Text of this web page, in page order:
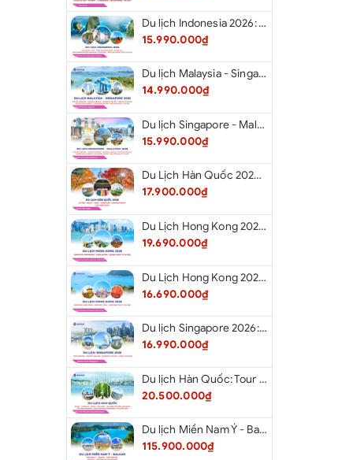
Du lịch Indonesia 2026: Tour Hà Nội - Bali - Cổng Trời Lempuyang - Swings Bali - Ngắm hoàng hôn biển Jimbaran - Kelingking - Sống Lưng Khủng Long từ Hà Nội
15.990.000₫
Du lịch Malaysia - Singapore 2026: Tour Đảo Sentosa - Madame Tussause - Garden By The Bay - Thành Cổ Malacca - Thủ Đô Kualalumpur - Cao Nguyên Genting - New Putrajaya từ Hà Nội
14.990.000₫
Du lịch Singapore - Malaysia 2026: Tour Đảo Sentosa - Madame Tussauds - Garden By The Bay - Thành cổ Malacca - Thủ đô Kuala Lumpur - Cao nguyên Genting - New Putrajaya từ Hà Nội
15.990.000₫
Du Lịch Hàn Quốc 2026: Hà Nội - Seoul - Nami - Everland - Painter Show - Thư Viện Sách
17.900.000₫
Du Lịch Hong Kong 2026: Khám phá Hongkong - Thâm Quyến - Quảng Châu từ Hà Nội
19.690.000₫
Du Lịch Hong Kong 2026: Khám phá Hong Kong - Dingding Tram - Shopping Tour từ Hà Nội
16.690.000₫
Du lịch Singapore 2026: Tour Sentosa - Madame Tussauds - Garden By The Bay - Jewel từ Hà Nội
16.990.000₫
Du lịch Hàn Quốc: Tour Busan - Gyeongju - Seoul - Đảo Nami - Tàu Điện Ven Biển Haeundae - Cầu Kính Oryukdo - Làng Văn Hóa Huinnyeoul từ Hà Nội 2026
20.500.000₫
Du lịch Miền Nam Ý - Balkan: Tour Miền Nam Ý - Albania - Montenegro - Croatia - Slovenia từ Hà Nội 2026
115.900.000₫